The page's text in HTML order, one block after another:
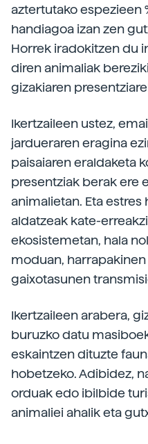
aztertutako espezieen
handiagoa izan zen
Horrek iradokitzen du
diren animaliak
gizakiaren
Ikertzaileen ustez,
jardueraren eragina
paisaiaren eraldaketa
presentziak berak ere
animalietan. Eta
aldatzeak kate-
ekosistemetan, hala
moduan,
gaixotasunen
Ikertzaileen arabera,
buruzko datu
eskaintzen dituzte
hobetzeko. Adibidez,
orduak edo ibilbide
animaliei ahalik eta